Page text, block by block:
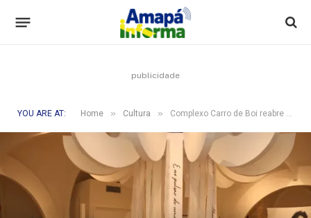
publicidade
YOU ARE AT: Home » Cultura » Complexo Carro de Boi reabre com nova estrutura e reforça cultura em Feira de Santana